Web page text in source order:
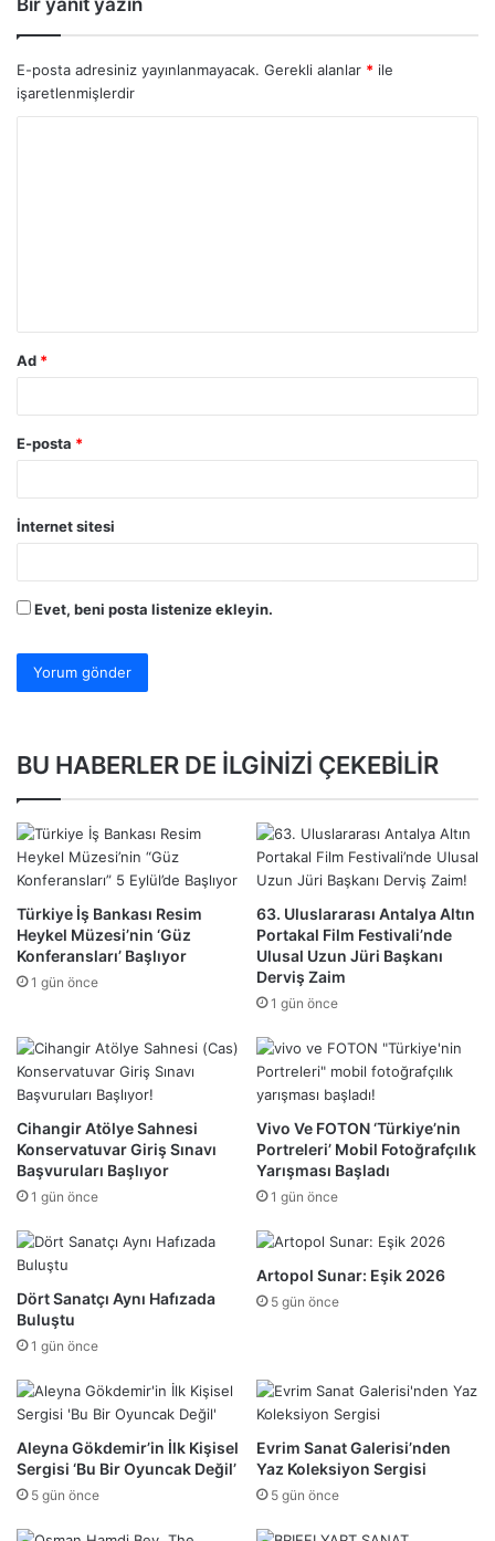
E-posta adresiniz yayınlanmayacak. Gerekli alanlar * ile
işaretlenmişlerdir
Ad *
E-posta *
İnternet sitesi
Evet, beni posta listenize ekleyin.
BU HABERLER DE İLGİNİZİ ÇEKEBİLİR
Türkiye İş Bankası Resim
Heykel Müzesi’nin ‘Güz
Konferansları’ Başlıyor
1 gün önce
63. Uluslararası Antalya Altın
Portakal Film Festivali’nde
Ulusal Uzun Jüri Başkanı
Derviş Zaim
1 gün önce
Cihangir Atölye Sahnesi
Konservatuvar Giriş Sınavı
Başvuruları Başlıyor
1 gün önce
Vivo Ve FOTON ‘Türkiye’nin
Portreleri’ Mobil Fotoğrafçılık
Yarışması Başladı
1 gün önce
Dört Sanatçı Aynı Hafızada
Buluştu
1 gün önce
Artopol Sunar: Eşik 2026
5 gün önce
Aleyna Gökdemir’in İlk Kişisel
Sergisi ‘Bu Bir Oyuncak Değil’
5 gün önce
Evrim Sanat Galerisi’nden
Yaz Koleksiyon Sergisi
5 gün önce